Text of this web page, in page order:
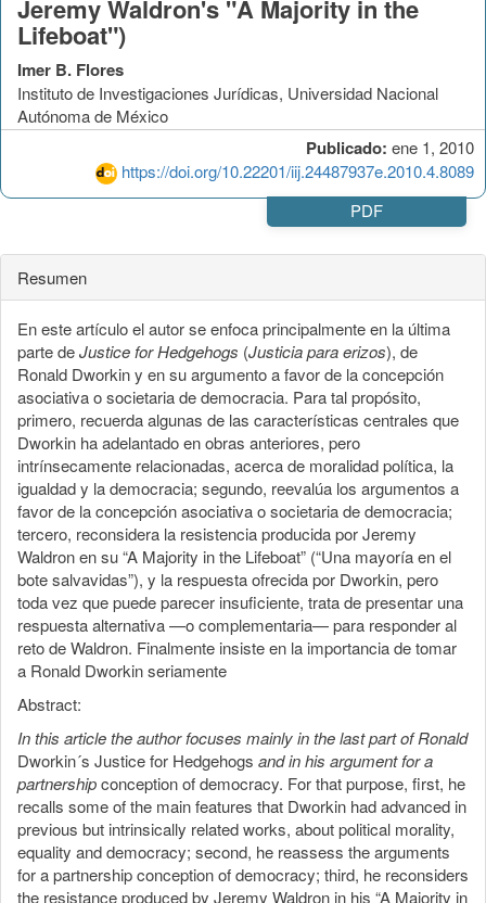
Publicado: ene 1, 2010
https://doi.org/10.22201/iij.24487937e.2010.4.8089
Jeremy Waldron's "A Majority in the
Lifeboat")
Imer B. Flores
Instituto de Investigaciones Jurídicas, Universidad Nacional
Autónoma de México
PDF
Resumen
En este artículo el autor se enfoca principalmente en la última
parte deJustice for Hedgehogs (Justicia para erizos), de
Ronald Dworkin y en su argumento a favor de la concepción
asociativa o societaria de democracia. Para tal propósito,
primero, recuerda algunas de las características centrales que
Dworkin ha adelantado en obras anteriores, pero
intrínsecamente relacionadas, acerca de moralidad política, la
igualdad y la democracia; segundo, reevalúa los argumentos a
favor de la concepción asociativa o societaria de democracia;
tercero, reconsidera la resistencia producida por Jeremy
Waldron en su “A Majority in the Lifeboat” (“Una mayoría en el
bote salvavidas”), y la respuesta ofrecida por Dworkin, pero
toda vez que puede parecer insuficiente, trata de presentar una
respuesta alternativa —o complementaria— para responder al
reto de Waldron. Finalmente insiste en la importancia de tomar
a Ronald Dworkin seriamente
Abstract:
In this article the author focuses mainly in the last part of Ronald
Dworkin´s Justice for Hedgehogs and in his argument for a
partnershipconception of democracy. For that purpose, first, he
recalls some of the main features that Dworkin had advanced in
previous but intrinsically related works, about political morality,
equality and democracy; second, he reassess the arguments
for a partnership conception of democracy; third, he reconsiders
the resistance produced by Jeremy Waldron in his “A Majority in